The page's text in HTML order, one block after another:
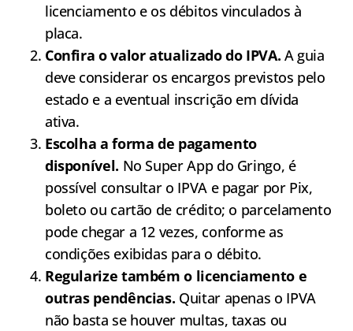
licenciamento e os débitos vinculados à
placa.
Confira o valor atualizado do IPVA. A guia
deve considerar os encargos previstos pelo
estado e a eventual inscrição em dívida
ativa.
Escolha a forma de pagamento
disponível. No Super App do Gringo, é
possível consultar o IPVA e pagar por Pix,
boleto ou cartão de crédito; o parcelamento
pode chegar a 12 vezes, conforme as
condições exibidas para o débito.
Regularize também o licenciamento e
outras pendências. Quitar apenas o IPVA
não basta se houver multas, taxas ou